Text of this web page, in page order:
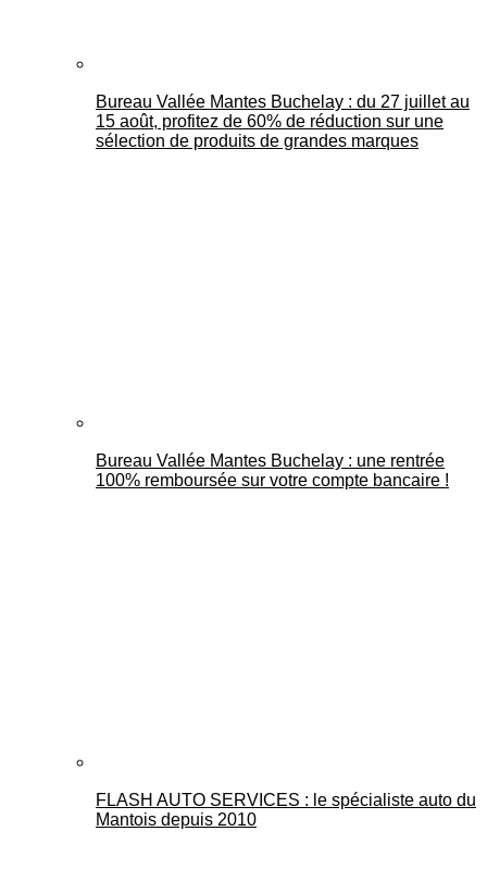
Bureau Vallée Mantes Buchelay : du 27 juillet au
15 août, profitez de 60% de réduction sur une
sélection de produits de grandes marques
Bureau Vallée Mantes Buchelay : une rentrée
100% remboursée sur votre compte bancaire !
FLASH AUTO SERVICES : le spécialiste auto du
Mantois depuis 2010